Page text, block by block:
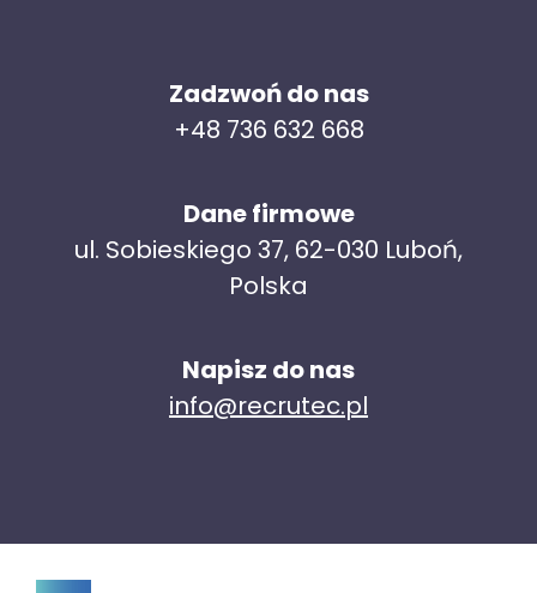
Zadzwoń do nas
+48 736 632 668
Dane firmowe
ul. Sobieskiego 37, 62-030 Luboń,
Polska
Napisz do nas
info@recrutec.pl